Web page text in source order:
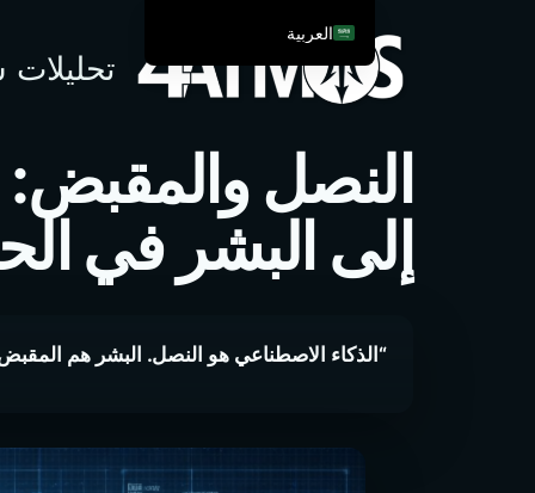
تحليلات
النصل والمقبض:
إلى البشر في
“الذكاء الاصطناعي هو النصل. البشر هم
العربية
English
Français
Italiano
Afrikaans
繁體中文
Irish